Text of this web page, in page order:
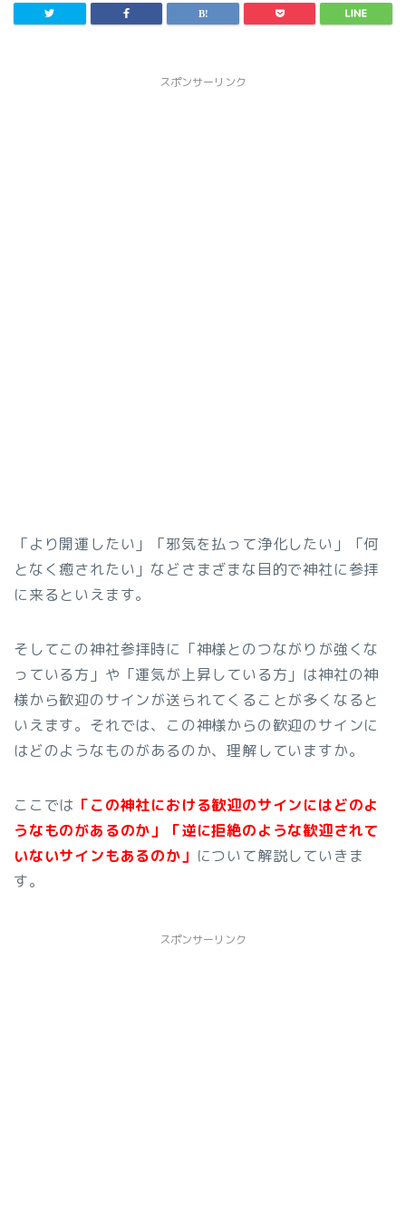
スポンサーリンク
「より開運したい」「邪気を払って浄化したい」「何
となく癒されたい」などさまざまな目的で神社に参拝
に来るといえます。
そしてこの神社参拝時に「神様とのつながりが強くな
っている方」や「運気が上昇している方」は神社の神
様から歓迎のサインが送られてくることが多くなると
いえます。それでは、この神様からの歓迎のサインに
はどのようなものがあるのか、理解していますか。
ここでは 「この神社における歓迎のサインにはどのよ
うなものがあるのか」「逆に拒絶のような歓迎されて
いないサインもあるのか」 について解説していきま
す。
スポンサーリンク